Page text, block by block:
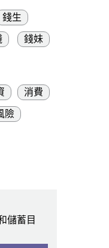
錢生
錢妹
消費
險
儲蓄目